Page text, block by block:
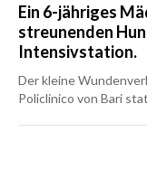
Ein 6-jähriges
streunenden
Intensivstation.
Der kleine
Policlinico von Bari